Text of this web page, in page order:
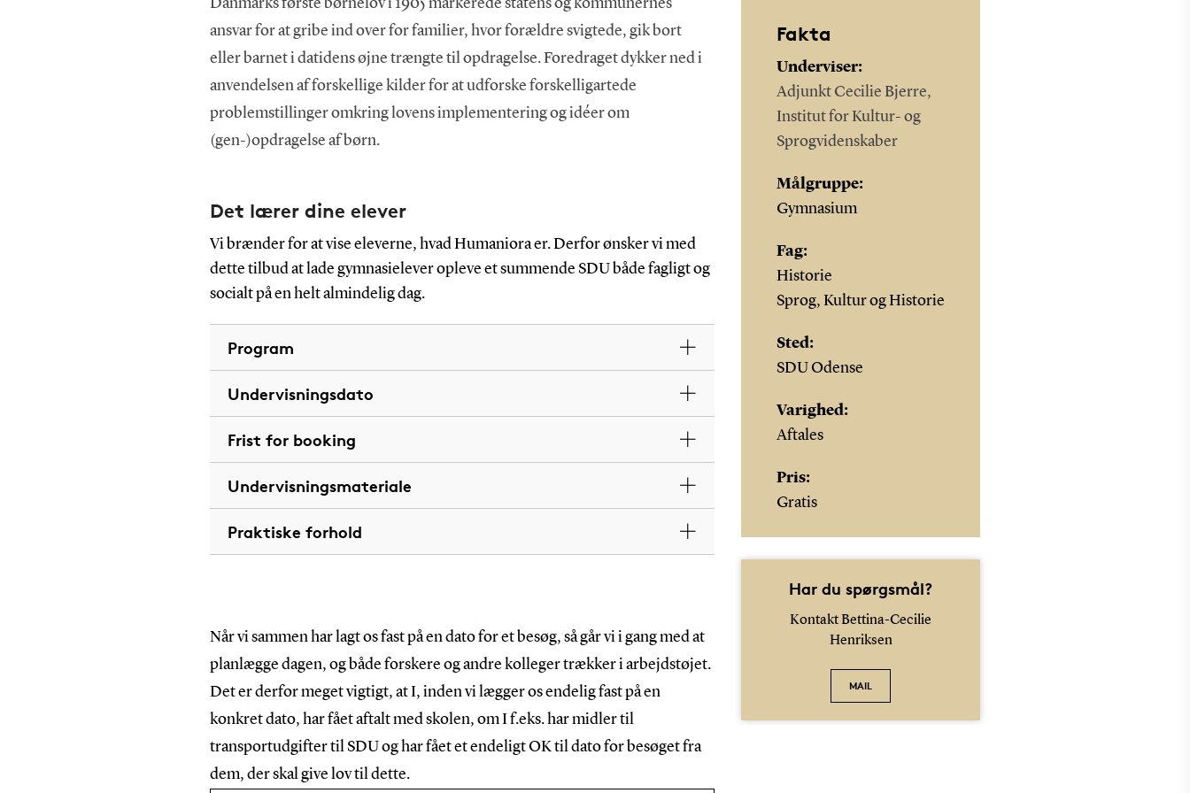
Danmarks første børnelov i 1905 markerede statens og kommunernes
ansvar for at gribe ind over for familier, hvor forældre svigtede, gik bort
eller barnet i datidens øjne trængte til opdragelse. Foredraget dykker ned i
anvendelsen af forskellige kilder for at udforske forskelligartede
problemstillinger omkring lovens implementering og idéer om
(gen-)opdragelse af børn.
Det lærer dine elever
Vi brænder for at vise eleverne, hvad Humaniora er. Derfor ønsker vi med
dette tilbud at lade gymnasielever opleve et summende SDU både fagligt og
socialt på en helt almindelig dag.
Program
Undervisningsdato
Frist for booking
Undervisningsmateriale
Praktiske forhold
Når vi sammen har lagt os fast på en dato for et besøg, så går vi i gang med at
planlægge dagen, og både forskere og andre kolleger trækker i arbejdstøjet.
Det er derfor meget vigtigt, at I, inden vi lægger os endelig fast på en
konkret dato, har fået aftalt med skolen, om I f.eks. har midler til
transportudgifter til SDU og har fået et endeligt OK til dato for besøget fra
dem, der skal give lov til dette.
Fakta
Underviser:
Adjunkt Cecilie Bjerre,
Institut for Kultur- og
Sprogvidenskaber
Målgruppe:
Gymnasium
Fag:
Historie
Sprog, Kultur og Historie
Sted:
SDU Odense
Varighed:
Aftales
Pris:
Gratis
Har du spørgsmål?
Kontakt Bettina-Cecilie
Henriksen
MAIL